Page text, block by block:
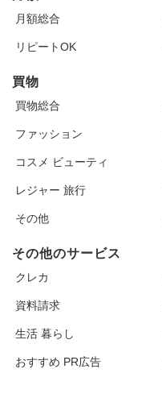
月額総合
リピートOK
買物
買物総合
ファッション
コスメ ビューティ
レジャー 旅行
その他
その他のサービス
クレカ
資料請求
生活 暮らし
おすすめ PR広告